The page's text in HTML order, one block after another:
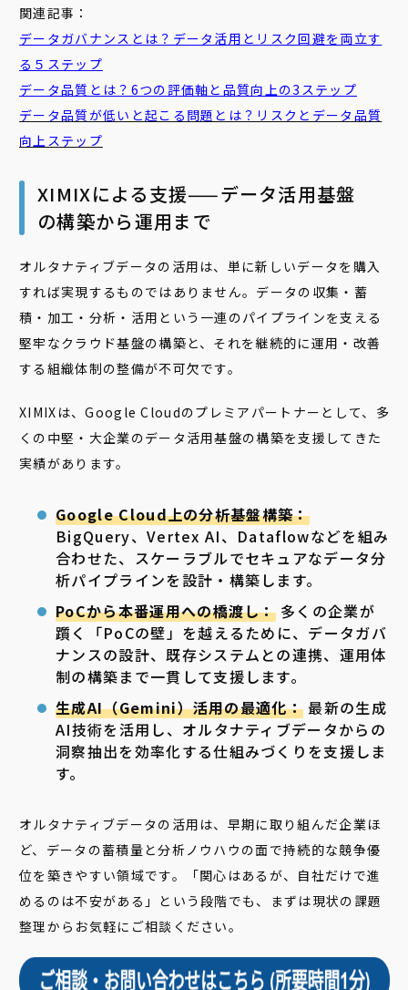
関連記事：
データガバナンスとは？データ活用とリスク回避を両立す
る５ステップ
データ品質とは？6つの評価軸と品質向上の3ステップ
データ品質が低いと起こる問題とは？リスクとデータ品質
向上ステップ
XIMIXによる支援——データ活用基盤
の構築から運用まで
オルタナティブデータの活用は、単に新しいデータを購入
すれば実現するものではありません。データの収集・蓄
積・加工・分析・活用という一連のパイプラインを支える
堅牢なクラウド基盤の構築と、それを継続的に運用・改善
する組織体制の整備が不可欠です。
XIMIXは、Google Cloudのプレミアパートナーとして、多
くの中堅・大企業のデータ活用基盤の構築を支援してきた
実績があります。
Google Cloud上の分析基盤構築：
BigQuery、Vertex AI、Dataflowなどを組み
合わせた、スケーラブルでセキュアなデータ分
析パイプラインを設計・構築します。
PoCから本番運用への橋渡し：多くの企業が
躓く「PoCの壁」を越えるために、データガバ
ナンスの設計、既存システムとの連携、運用体
制の構築まで一貫して支援します。
生成AI（Gemini）活用の最適化： 最新の生成
AI技術を活用し、オルタナティブデータからの
洞察抽出を効率化する仕組みづくりを支援しま
す。
オルタナティブデータの活用は、早期に取り組んだ企業ほ
ど、データの蓄積量と分析ノウハウの面で持続的な競争優
位を築きやすい領域です。「関心はあるが、自社だけで進
めるのは不安がある」という段階でも、まずは現状の課題
整理からお気軽にご相談ください。